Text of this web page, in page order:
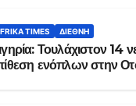
TIMES ΔΙΕΘΝΉ
Τουλάχιστον 14
ενόπλων στην